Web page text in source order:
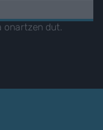
dut.